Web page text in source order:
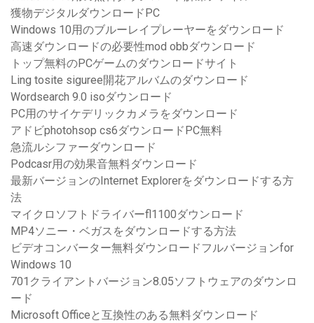
獲物デジタルダウンロードPC
Windows 10用のブルーレイプレーヤーをダウンロード
高速ダウンロードの必要性mod obbダウンロード
トップ無料のPCゲームのダウンロードサイト
Ling tosite siguree開花アルバムのダウンロード
Wordsearch 9.0 isoダウンロード
PC用のサイケデリックカメラをダウンロード
アドビphotohsop cs6ダウンロードPC無料
急流ルシファーダウンロード
Podcasr用の効果音無料ダウンロード
最新バージョンのInternet Explorerをダウンロードする方
法
マイクロソフトドライバーfl1100ダウンロード
MP4ソニー・ベガスをダウンロードする方法
ビデオコンバーター無料ダウンロードフルバージョンfor
Windows 10
701クライアントバージョン8.05ソフトウェアのダウンロ
ード
Microsoft Officeと互換性のある無料ダウンロード